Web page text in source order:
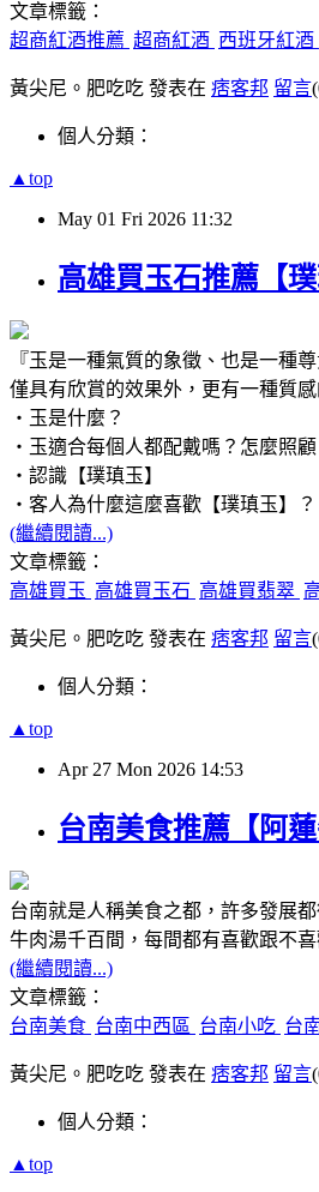
文章標籤：
超商紅酒推薦 超商紅酒 西班牙紅酒
黃尖尼。肥吃吃 發表在 痞客邦 留言
個人分類：
▲top
May 01 Fri 2026 11:32
高雄買玉石推薦【
『玉是一種氣質的象徵、也是一種
僅具有欣賞的效果外，更有一種質
‧玉是什麼？
‧玉適合每個人都配戴嗎？怎麼照顧
‧認識【璞瑱玉】
‧客人為什麼這麼喜歡【璞瑱玉】？
(繼續閱讀...)
文章標籤：
高雄買玉 高雄買玉石 高雄買翡翠
黃尖尼。肥吃吃 發表在 痞客邦 留言
個人分類：
▲top
Apr 27 Mon 2026 14:53
台南美食推薦【阿
台南就是人稱美食之都，許多發展
牛肉湯千百間，每間都有喜歡跟不
(繼續閱讀...)
文章標籤：
台南美食 台南中西區 台南小吃 台
黃尖尼。肥吃吃 發表在 痞客邦 留言
個人分類：
▲top